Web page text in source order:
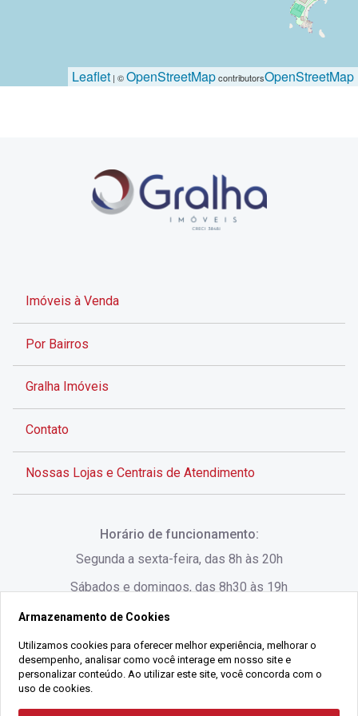
Leaflet | ©OpenStreetMapcontributorsOpenStreetMap
Imóveis à Venda
Por Bairros
Gralha Imóveis
Contato
Nossas Lojas e Centrais de Atendimento
SC
(48) 3220-1045
Horário de funcionamento:
Segunda a sexta-feira, das 8h às 20h
Sábados e domingos, das 8h30 às 19h
Armazenamento de Cookies
Utilizamos cookies para oferecer melhor experiência, melhorar o
desempenho, analisar como você interage em nosso site e
personalizar conteúdo. Ao utilizar este site, você concorda com o
uso de cookies.